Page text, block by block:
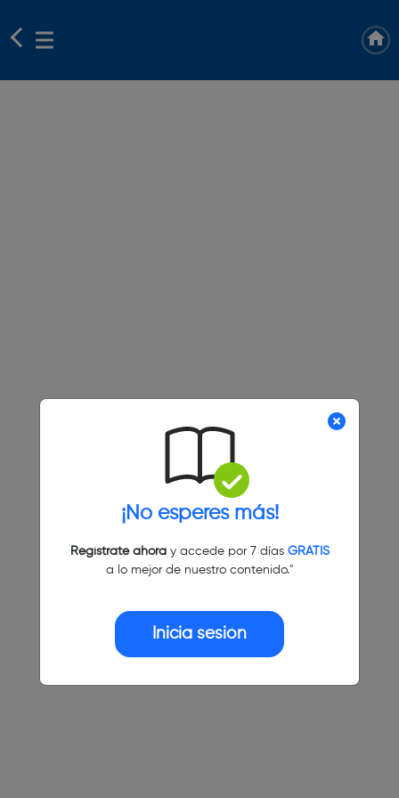
¡No esperes más!
Regístrate ahoray accede por 7 días GRATIS
a lo mejor de nuestro contenido."
Inicia sesión